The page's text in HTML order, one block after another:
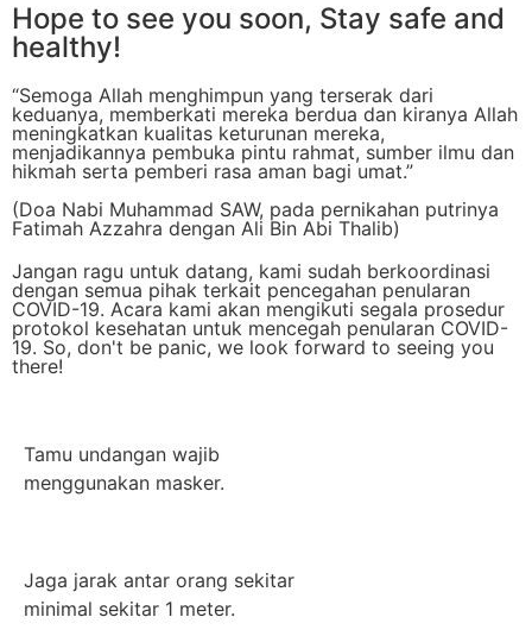
Hope to see you soon, Stay safe and
healthy!
“Semoga Allah menghimpun yang terserak dari
keduanya, memberkati mereka berdua dan kiranya Allah
meningkatkan kualitas keturunan mereka,
menjadikannya pembuka pintu rahmat, sumber ilmu dan
hikmah serta pemberi rasa aman bagi umat.”
(Doa Nabi Muhammad SAW, pada pernikahan putrinya
Fatimah Azzahra dengan Ali Bin Abi Thalib)
Jangan ragu untuk datang, kami sudah berkoordinasi
dengan semua pihak terkait pencegahan penularan
COVID-19. Acara kami akan mengikuti segala prosedur
protokol kesehatan untuk mencegah penularan COVID-
19. So, don't be panic, we look forward to seeing you
there!
Tamu undangan wajib
menggunakan masker.
Jaga jarak antar orang sekitar
minimal sekitar 1 meter.